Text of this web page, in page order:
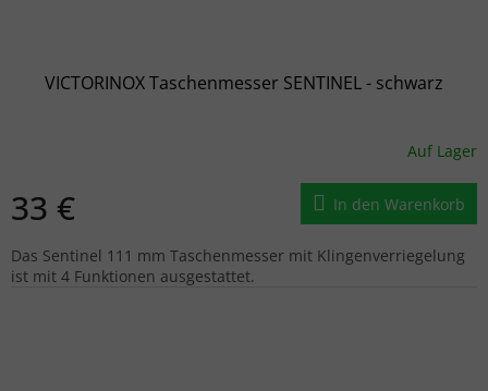
VICTORINOX Taschenmesser SENTINEL - schwarz
Auf Lager
33 € In den Warenkorb
Das Sentinel 111 mm Taschenmesser mit Klingenverriegelung
ist mit 4 Funktionen ausgestattet.